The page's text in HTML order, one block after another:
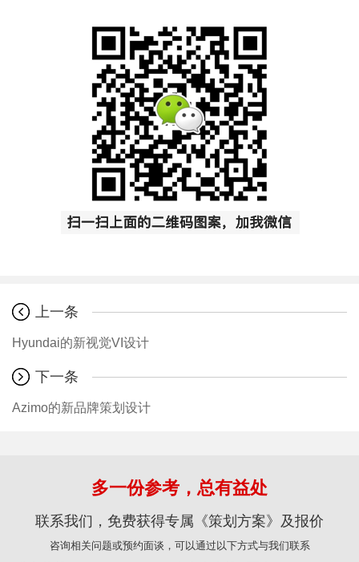
上一条
Hyundai的新视觉VI设计
下一条
Azimo的新品牌策划设计
多一份参考，总有益处
联系我们，免费获得专属《策划方案》及报价
咨询相关问题或预约面谈，可以通过以下方式与我们联系